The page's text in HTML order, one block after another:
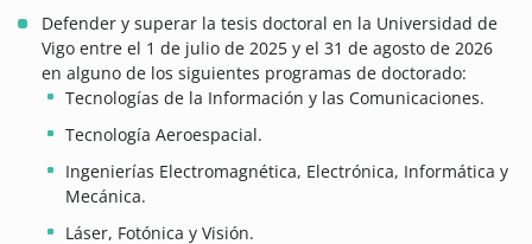
Defender y superar la tesis doctoral en la Universidad de
Vigo entre el 1 de julio de 2025 y el 31 de agosto de 2026
en alguno de los siguientes programas de doctorado:
Tecnologías de la Información y las Comunicaciones.
Tecnología Aeroespacial.
Ingenierías Electromagnética, Electrónica, Informática y
Mecánica.
Láser, Fotónica y Visión.